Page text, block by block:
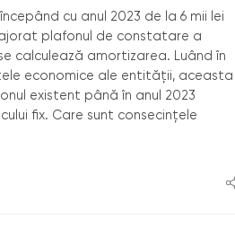
cu anul 2023 de la 6 mii lei
plafonul de constatare a
calculează amortizarea. Luând în
economice ale entității, aceasta
existent până în anul 2023
fix. Care sunt consecințele